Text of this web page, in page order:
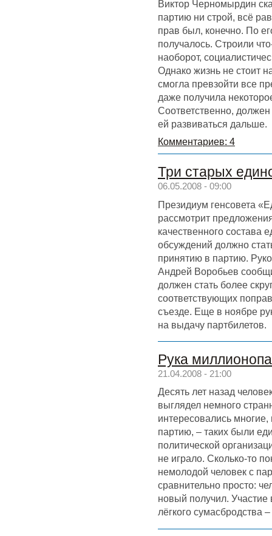
Виктор Черномырдин
партию ни строй, всё
прав был, конечно. По
получалось. Строили
наоборот,
Однако жизнь не стоит
смогла превзойти все
даже получила
Соответственно,
ей развиваться дальше.
Комментариев: 4
Три старых
06.05.2008 - 09:00
Президиум генсовета
рассмотрит
качественного состава
обсуждений должно
принятию в партию.
Андрей Воробьев
должен стать более
соответствующих
съезде. Еще в ноябре
на выдачу партбилетов.
Рука
21.04.2008 - 21:00
Десять лет назад
выглядел немного
интересовались многие,
партию, – таких были
политической
не играло. Сколько-то
немолодой человек с
сравнительно просто:
новый получил. Участие
лёгкого сумасбродства